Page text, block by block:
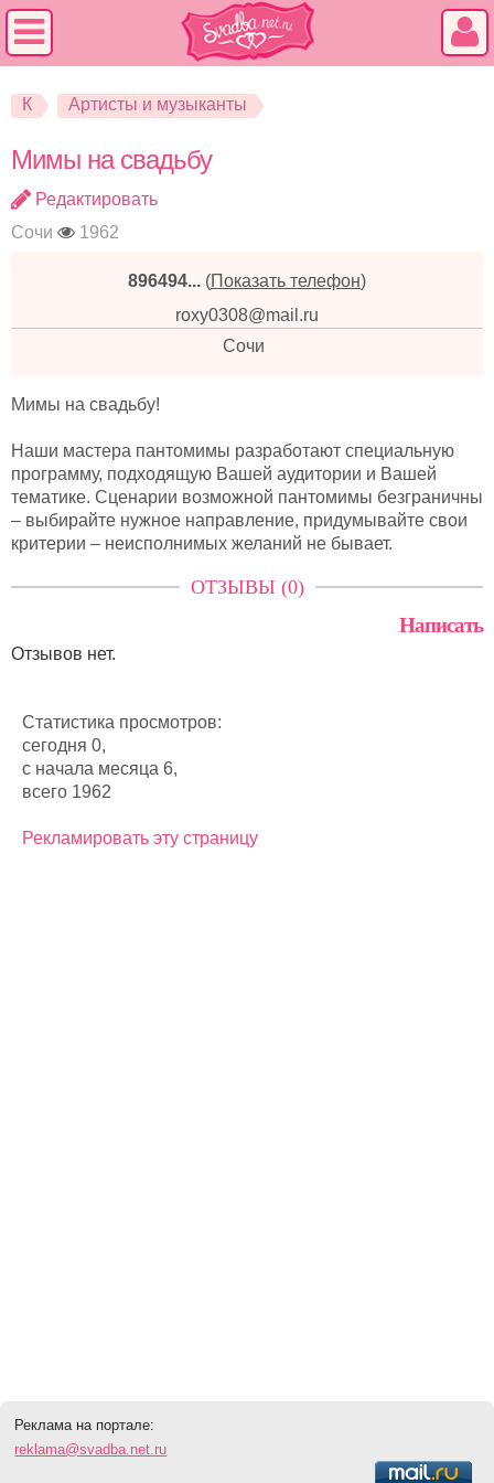
К Артисты и музыканты
Мимы на свадьбу
Редактировать
Сочи
1962
896494... (Показать телефон)
roxy0308@mail.ru
Сочи
Мимы на свадьбу!
Наши мастера пантомимы разработают специальную
программу, подходящую Вашей аудитории и Вашей
тематике. Сценарии возможной пантомимы безграничны
– выбирайте нужное направление, придумывайте свои
критерии – неисполнимых желаний не бывает.
ОТЗЫВЫ (0)
Написать
Отзывов нет.
Статистика просмотров:
сегодня 0,
с начала месяца 6,
всего 1962
Рекламировать эту страницу
Реклама на портале:
reklama@svadba.net.ru